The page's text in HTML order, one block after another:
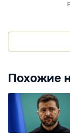
Похожие